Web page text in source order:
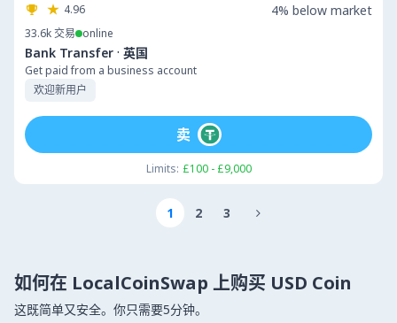
4.96
33.6k交易 online
Bank Transfer · 英国
Get paid from a business account
欢迎新用户
4% below market
Limits: £100 - £9,000
卖
1 2 3 
如何在 LocalCoinSwap 上购买 USD Coin
这既简单又安全。你只需要5分钟。